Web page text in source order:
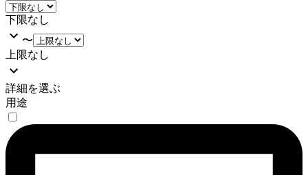
下限なし
〜
上限なし
詳細を選ぶ
用途